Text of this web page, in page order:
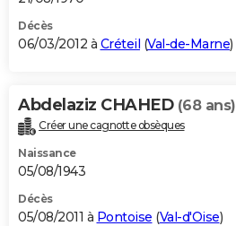
Décès
06/03/2012 à Créteil (Val-de-Marne)
Abdelaziz CHAHED (68 ans)
Créer une cagnotte obsèques
Naissance
05/08/1943
Décès
05/08/2011 à Pontoise (Val-d'Oise)